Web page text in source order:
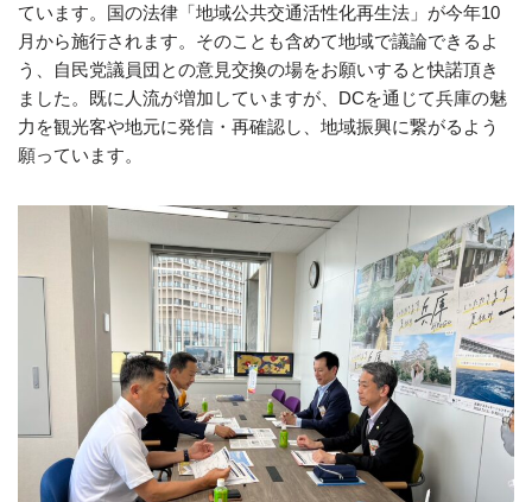
ています。国の法律「地域公共交通活性化再生法」が今年10
月から施行されます。そのことも含めて地域で議論できるよ
う、自民党議員団との意見交換の場をお願いすると快諾頂き
ました。既に人流が増加していますが、DCを通じて兵庫の魅
力を観光客や地元に発信・再確認し、地域振興に繋がるよう
願っています。